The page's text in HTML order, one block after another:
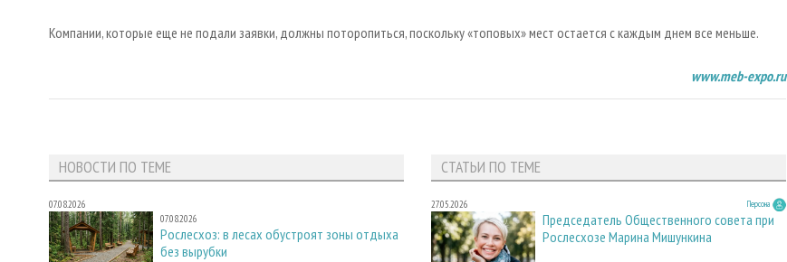
Компании, которые еще не подали заявки, должны поторопиться, поскольку «топовых» мест остается с каждым днем все меньше.
www.meb-expo.ru
НОВОСТИ ПО ТЕМЕ
07.08.2026
07.08.2026
Рослесхоз: в лесах обустроят зоны отдыха
без вырубки
СТАТЬИ ПО ТЕМЕ
27.05.2026 Персона
Председатель Общественного совета при
Рослесхозе Марина Мишункина